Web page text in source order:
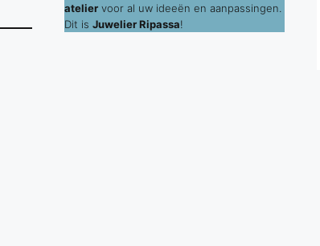
atelier voor al uw ideeën en aanpassingen.
Dit is Juwelier Ripassa!